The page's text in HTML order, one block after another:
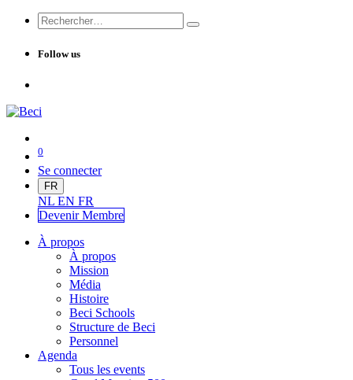
Follow us
0
Se connecter
FR
NL EN FR
Devenir Membre
À propos
À propos
Mission
Média
Histoire
Beci Schools
Structure de Beci
Personnel
Agenda
Tous les events